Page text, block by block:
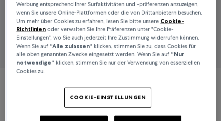
Bucherer Fine Jewellery
Werbung entsprechend Ihrer Surfaktivitäten und -präferenzen anzuzeigen,
wenn Sie unsere Online-Plattformen oder die von Drittanbietern besuchen.
Um mehr über Cookies zu erfahren, lesen Sie bitte unsere Cookie-
Richtlinien oder verwalten Sie Ihre Präferenzen unter "Cookie-
Einstellungen", wo Sie auch jederzeit Ihre Zustimmung widerrufen können.
Wenn Sie auf “Alle zulassen“ klicken, stimmen Sie zu, dass Cookies für
alle oben genannten Zwecke eingesetzt werden. Wenn Sie auf “Nur
notwendige” klicken, stimmen Sie nur der Verwendung von essenziellen
Cookies zu.
COOKIE-EINSTELLUNGEN